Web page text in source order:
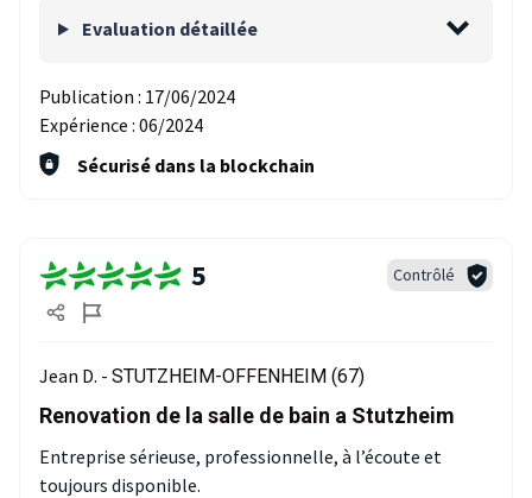
Evaluation détaillée
Publication : 17/06/2024
Expérience : 06/2024
Sécurisé dans la blockchain
5 Contrôlé
Jean D. - STUTZHEIM-OFFENHEIM (67)
Renovation de la salle de bain a Stutzheim
Entreprise sérieuse, professionnelle, à l’écoute et
toujours disponible.